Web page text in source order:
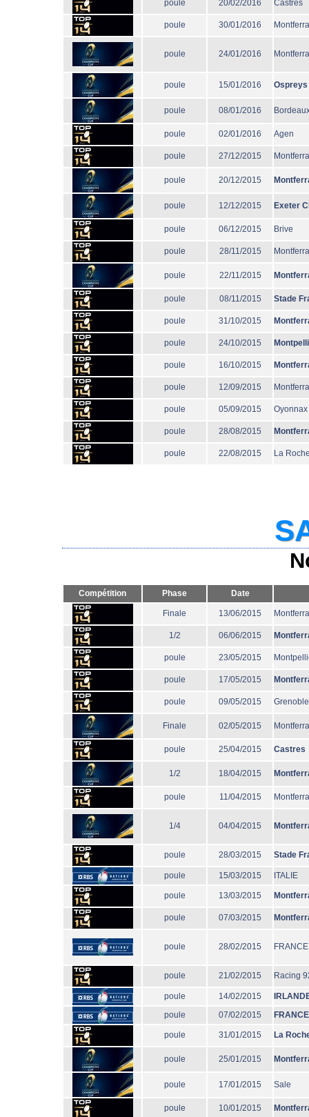
poule 20/02/2016 Castres
poule 30/01/2016
poule 24/01/2016
poule 15/01/2016 Ospreys
poule 08/01/2016
poule 02/01/2016 Agen
poule 27/12/2015
poule 20/12/2015
poule 12/12/2015 Exeter
poule 06/12/2015 Brive
poule 28/11/2015
poule 22/11/2015
poule 08/11/2015 Stade
poule 31/10/2015
poule 24/10/2015
poule 16/10/2015
poule 12/09/2015
poule 05/09/2015 Oyonnax
poule 28/08/2015
poule 22/08/2015 La
Compétition Phase Date
Finale 13/06/2015
1/2 06/06/2015
poule 23/05/2015
poule 17/05/2015
poule 09/05/2015 Grenoble
Finale 02/05/2015
poule 25/04/2015 Castres
1/2 18/04/2015
poule 11/04/2015
1/4 04/04/2015
poule 28/03/2015 Stade
poule 15/03/2015 ITALIE
poule 13/03/2015
poule 07/03/2015
poule 28/02/2015 FRANCE
poule 21/02/2015 Racing
poule 14/02/2015
poule
07/02/2015 FRANCE
poule 31/01/2015 La
poule 25/01/2015
poule 17/01/2015 Sale
poule 10/01/2015